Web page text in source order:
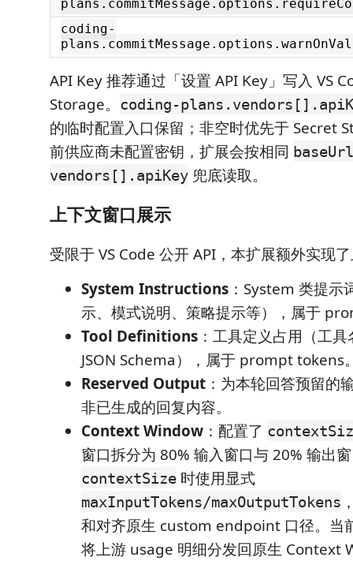
coding-
API Key 推荐通过「设置 API Key」写入 VS
Storage。
coding-
的临时配置入口保留；非空时优先于 Secret
前供应商未配置密钥，扩展会按相同 baseUrl
vendors[].apiKey 兜底读取。
上下文窗口展示
受限于 VS Code 公开 API，本扩展额外实现
System Instructions ：System 类提示
示、模式说明、策略提示等），属于
Tool Definitions ：工具定义占用（工
JSON Schema），属于 prompt tokens
Reserved Output ：为本轮回答预留的
非已生成的回复内容。
Context Window ：配置了
窗口拆分为 80% 输入窗口与 20% 输出
contextSize 时使用显式
maxInputTokens/maxOutputTokens
和对齐原生 custom endpoint 口径。当
将上游 usage 明细分发回原生 Context